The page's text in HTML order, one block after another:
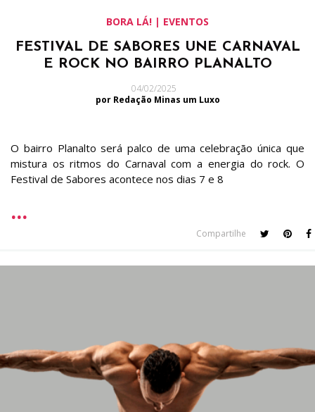
BORA LÁ! | EVENTOS
FESTIVAL DE SABORES UNE CARNAVAL
E ROCK NO BAIRRO PLANALTO
04/02/2025
por Redação Minas um Luxo
O bairro Planalto será palco de uma celebração única que
mistura os ritmos do Carnaval com a energia do rock. O
Festival de Sabores acontece nos dias 7 e 8
Compartilhe